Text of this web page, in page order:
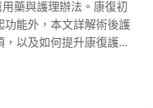
藥與護理辦法。康復初
功能外，本文詳解術後護
以及如何提升康復護理